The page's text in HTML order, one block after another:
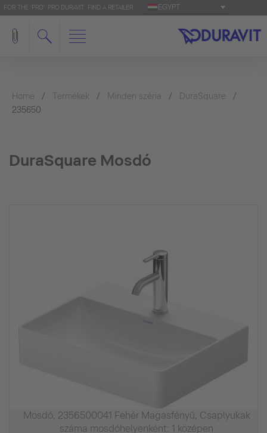
FOR THE 'PRO': PRO.DURAVIT FIND A RETAILER EGYPT
Home Termékek Minden széria
DuraSquare
235650
DuraSquare Mosdó
Mosdó, 2356500041 Fehér Magasfényű, Csaplyukak
száma mosdóhelyenként: 1 középen